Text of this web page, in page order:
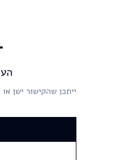
ייתכן שהקישור ישן